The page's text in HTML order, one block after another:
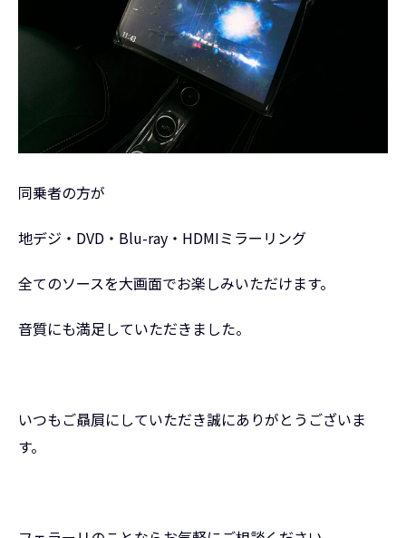
同乗者の方が
地デジ・DVD・Blu-ray・HDMIミラーリング
全てのソースを大画面でお楽しみいただけます。
音質にも満足していただきました。
いつもご贔屓にしていただき誠にありがとうございま
す。